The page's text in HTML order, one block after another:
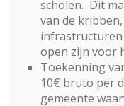
scholen. Dit
van de
open zijn voor
Toekenning
10€ bruto per
gemeente